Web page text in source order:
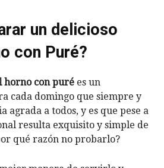
un delicioso
con Puré?
horno con puré es un
cada domingo que siempre y
agrada a todos, y es que pese a
resulta exquisito y simple de
qué razón no probarlo?